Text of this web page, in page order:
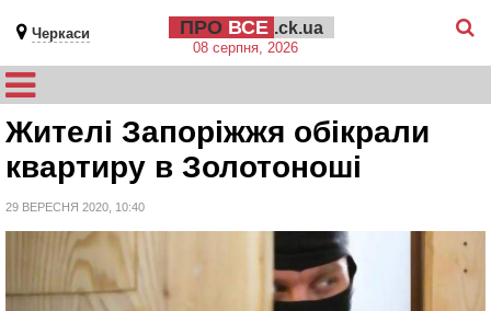
Черкаси ПРО ВСЕ .ck.ua
08 серпня, 2026
Жителі Запоріжжя обікрали
квартиру в Золотоноші
29 ВЕРЕСНЯ 2020, 10:40